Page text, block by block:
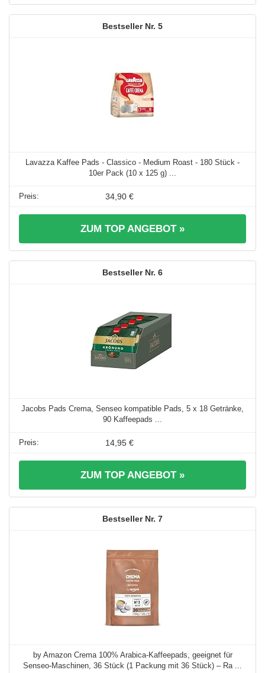
5
Lavazza Kaffee Pads - Classico - Medium Roast - 180 Stück -
10er Pack (10 x 125 g) ...
34,90 €
ZUM TOP ANGEBOT »
6
Jacobs Pads Crema, Senseo kompatible Pads, 5 x 18 Getränke,
90 Kaffeepads ...
14,95 €
ZUM TOP ANGEBOT »
7
by Amazon Crema 100% Arabica-Kaffeepads, geeignet für
Senseo-Maschinen, 36 Stück (1 Packung mit 36 Stück) – Ra ...